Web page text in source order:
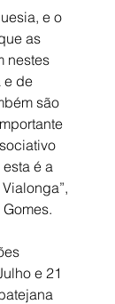
e o
as
nestes
e de
são
é a
e 21